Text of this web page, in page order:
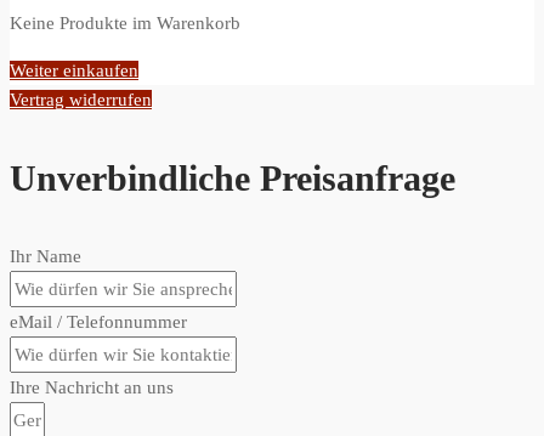
Keine Produkte im Warenkorb
Weiter einkaufen
Vertrag widerrufen
Unverbindliche Preisanfrage
Ihr Name
eMail / Telefonnummer
Ihre Nachricht an uns